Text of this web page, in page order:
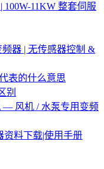
100W-11KW 整套伺服
器 | 无传感器控制 &
表的什么意思
别
— 风机 / 水泵专用变频
资料下载|使用手册